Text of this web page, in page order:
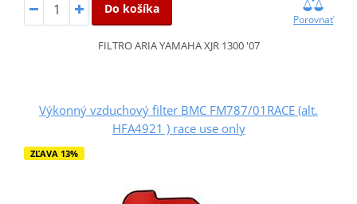
Do košíka
Porovnať
FILTRO ARIA YAMAHA XJR 1300 '07
Výkonný vzduchový filter BMC FM787/01RACE (alt.
HFA4921 ) race use only
ZĽAVA 13%